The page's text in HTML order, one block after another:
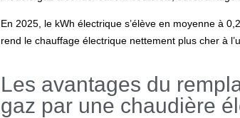
En 2025, le kWh électrique s’élève en moyenne à
rend le chauffage électrique nettement plus cher à
Les avantages du
gaz par une chaudière